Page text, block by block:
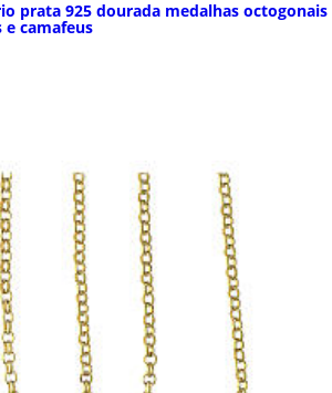
prata 925 dourada medalhas octogonais
e camafeus